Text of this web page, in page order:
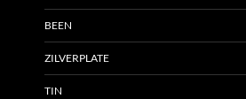
BEEN
ZILVERPLATE
TIN